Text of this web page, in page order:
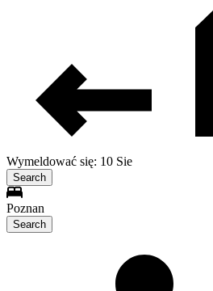
Wymeldować się: 10 Sie
Search
Poznan
Search